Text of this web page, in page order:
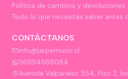
Política de cambios y devoluciones
Todo lo que necesitas saber antes
CONTÁCTANOS
info@jarpemusic.cl
56994888084
Avenida Valparaíso 554, Piso 2,